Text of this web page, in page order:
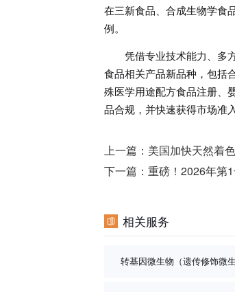
在三新食品、合成生物学食
例。
凭借专业技术能力、多
食品相关产品新品种，包括
殊医学用途配方食品注册、
品合规，并快速获得市场准
上一篇： 美国加快天然着
下一篇： 重磅！2026年第1
相关服务
转基因微生物（遗传修饰微